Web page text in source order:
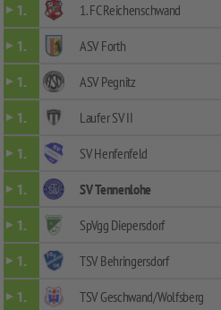
1.
1. FC Reichenschwand
1.
ASV Forth
1.
ASV Pegnitz
1.
Laufer SV II
1.
SV Henfenfeld
1.
SV Tennenlohe
1.
SpVgg Diepersdorf
1.
TSV Behringersdorf
1.
TSV Geschwand/Wolfsberg